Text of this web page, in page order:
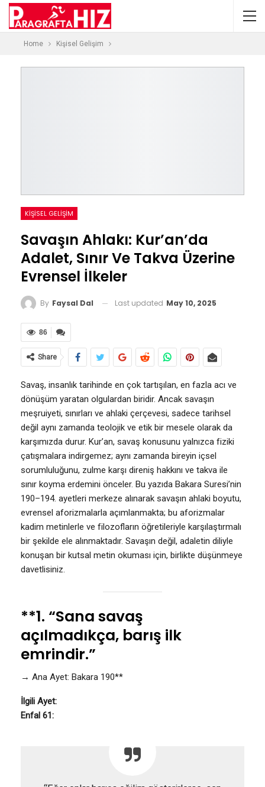
Home Kişisel Gelişim
KIŞISEL GELIŞIM
Savaşın Ahlakı: Kur’an’da
Adalet, Sınır Ve Takva Üzerine
Evrensel İlkeler
By Faysal Dal Last updated May 10, 2025
86
Share
Savaş, insanlık tarihinde en çok tartışılan, en fazla acı ve
dönüşüm yaratan olgulardan biridir. Ancak savaşın
meşruiyeti, sınırları ve ahlaki çerçevesi, sadece tarihsel
değil aynı zamanda teolojik ve etik bir mesele olarak da
karşımızda durur. Kur’an, savaş konusunu yalnızca fiziki
çatışmalara indirgemez; aynı zamanda bireyin içsel
sorumluluğunu, zulme karşı direniş hakkını ve takva ile
sınır koyma erdemini önceler. Bu yazıda Bakara Suresi’nin
190–194. ayetleri merkeze alınarak savaşın ahlaki boyutu,
evrensel aforizmalarla açımlanmakta; bu aforizmalar
kadim metinlerle ve filozofların öğretileriyle karşılaştırmalı
bir şekilde ele alınmaktadır. Savaşın değil, adaletin diliyle
konuşan bir kutsal metin okuması için, birlikte düşünmeye
davetlisiniz.
**1. “Sana savaş
açılmadıkça, barış ilk
emrindir.”
→ Ana Ayet: Bakara 190**
İlgili Ayet:
Enfal 61: